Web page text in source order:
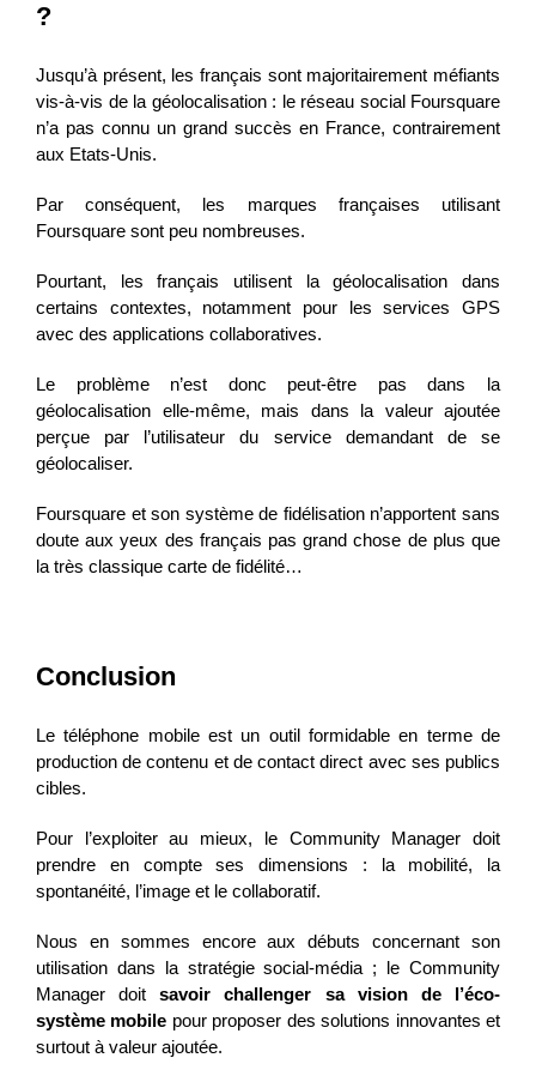
?
Jusqu’à présent, les français sont majoritairement méfiants
vis-à-vis de la géolocalisation : le réseau social Foursquare
n’a pas connu un grand succès en France, contrairement
aux Etats-Unis.
Par conséquent, les marques françaises utilisant
Foursquare sont peu nombreuses.
Pourtant, les français utilisent la géolocalisation dans
certains contextes, notamment pour les services GPS
avec des applications collaboratives.
Le problème n’est donc peut-être pas dans la
géolocalisation elle-même, mais dans la valeur ajoutée
perçue par l’utilisateur du service demandant de se
géolocaliser.
Foursquare et son système de fidélisation n’apportent sans
doute aux yeux des français pas grand chose de plus que
la très classique carte de fidélité…
Conclusion
Le téléphone mobile est un outil formidable en terme de
production de contenu et de contact direct avec ses publics
cibles.
Pour l’exploiter au mieux, le Community Manager doit
prendre en compte ses dimensions : la mobilité, la
spontanéité, l’image et le collaboratif.
Nous en sommes encore aux débuts concernant son
utilisation dans la stratégie social-média ; le Community
Manager doitsavoir challenger sa vision de l’éco-
système mobile pour proposer des solutions innovantes et
surtout à valeur ajoutée.